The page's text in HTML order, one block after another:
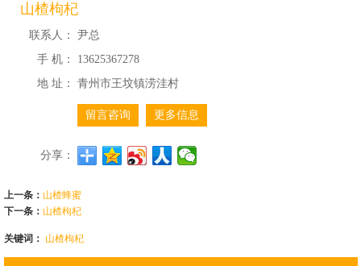
山楂枸杞
联系人：
尹总
手 机：
13625367278
地 址：
青州市王坟镇涝洼村
留言咨询 更多信息
分享：
上一条： 山楂蜂蜜
下一条： 山楂枸杞
关键词： 山楂枸杞